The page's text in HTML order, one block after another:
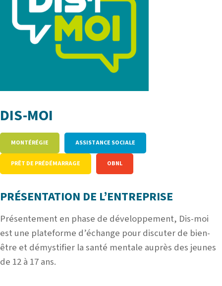
DIS-MOI
MONTÉRÉGIE ASSISTANCE SOCIALE
PRÊT DE PRÉDÉMARRAGE OBNL
PRÉSENTATION DE L’ENTREPRISE
Présentement en phase de développement, Dis-moi
est une plateforme d’échange pour discuter de bien-
être et démystifier la santé mentale auprès des jeunes
de 12 à 17 ans.